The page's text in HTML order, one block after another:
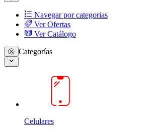
Navegar por categorias
Ver Ofertas
Ver Catálogo
Categorías
Celulares